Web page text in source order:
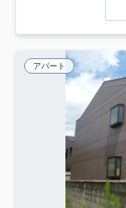
アパート